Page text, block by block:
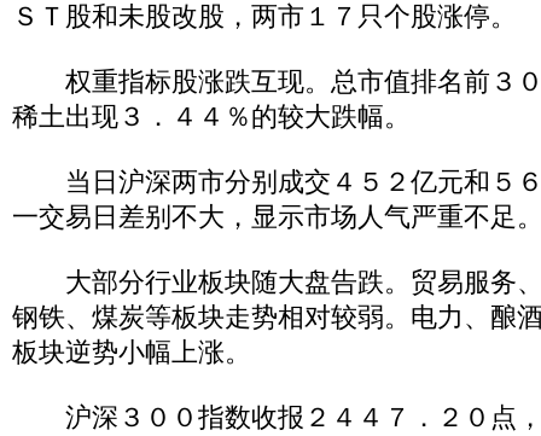
ＳＴ股和未股改股，两市１７只个股涨停。
权重指标股涨跌互现。总市值排名前３
稀土出现３．４４％的较大跌幅。
当日沪深两市分别成交４５２亿元和５
一交易日差别不大，显示市场人气严重不足
大部分行业板块随大盘告跌。贸易服务
钢铁、煤炭等板块走势相对较弱。电力、酿
板块逆势小幅上涨。
沪深３００指数收报２４４７．２０点